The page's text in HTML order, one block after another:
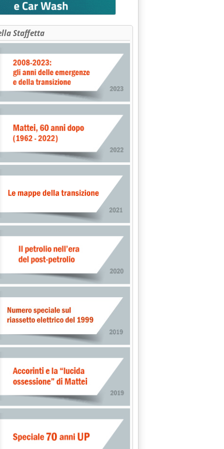
DEPURAZIONE'
16.27.
. DECONTAMINAZIONE PCB NEI LUBRIFICANTI'
. PUBBLICATI GLI ATTI DEL 1° CONVEGNO'
Staffetta